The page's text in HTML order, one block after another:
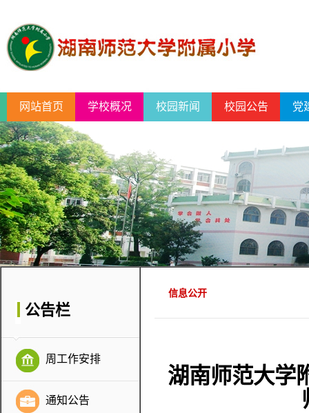
网站首页 学校概况 校园新闻 校园公告 党
公告栏
周工作安排
通知公告
信息公开
湖南师范大学